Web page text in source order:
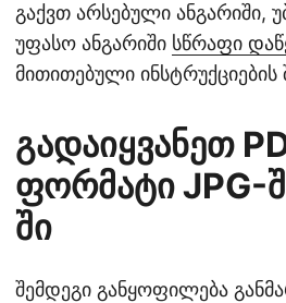
გაქვთ არსებული ანგარიში,
უფასო ანგარიში სწრაფი
მითითებული ინსტრუქციების
გადაიყვანეთ
ფორმატი JPG-
ში
შემდეგი განყოფილება